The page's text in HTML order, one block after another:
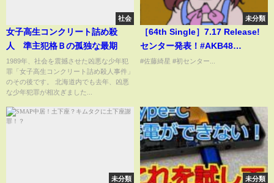
社会
女子高生コンクリート詰め殺
人 準主犯格Ｂの孤独な最期
1989年、社会を震撼させた凶悪な少年犯
罪「女子高生コンクリート詰め殺人事件」
のその後です。 北海道内でも去年、凶悪
な少年犯罪が相次ぎました...
未分類
［64th Single］7.17 Release!
センター発表！#AKB48
#AKB48_64thシングル
#佐藤綺星 #初センター...
未分類 未分類